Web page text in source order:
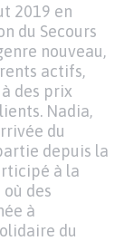
2019 en
du Secours
nouveau,
actifs,
des prix
Nadia,
du
depuis la
à la
des
à
du